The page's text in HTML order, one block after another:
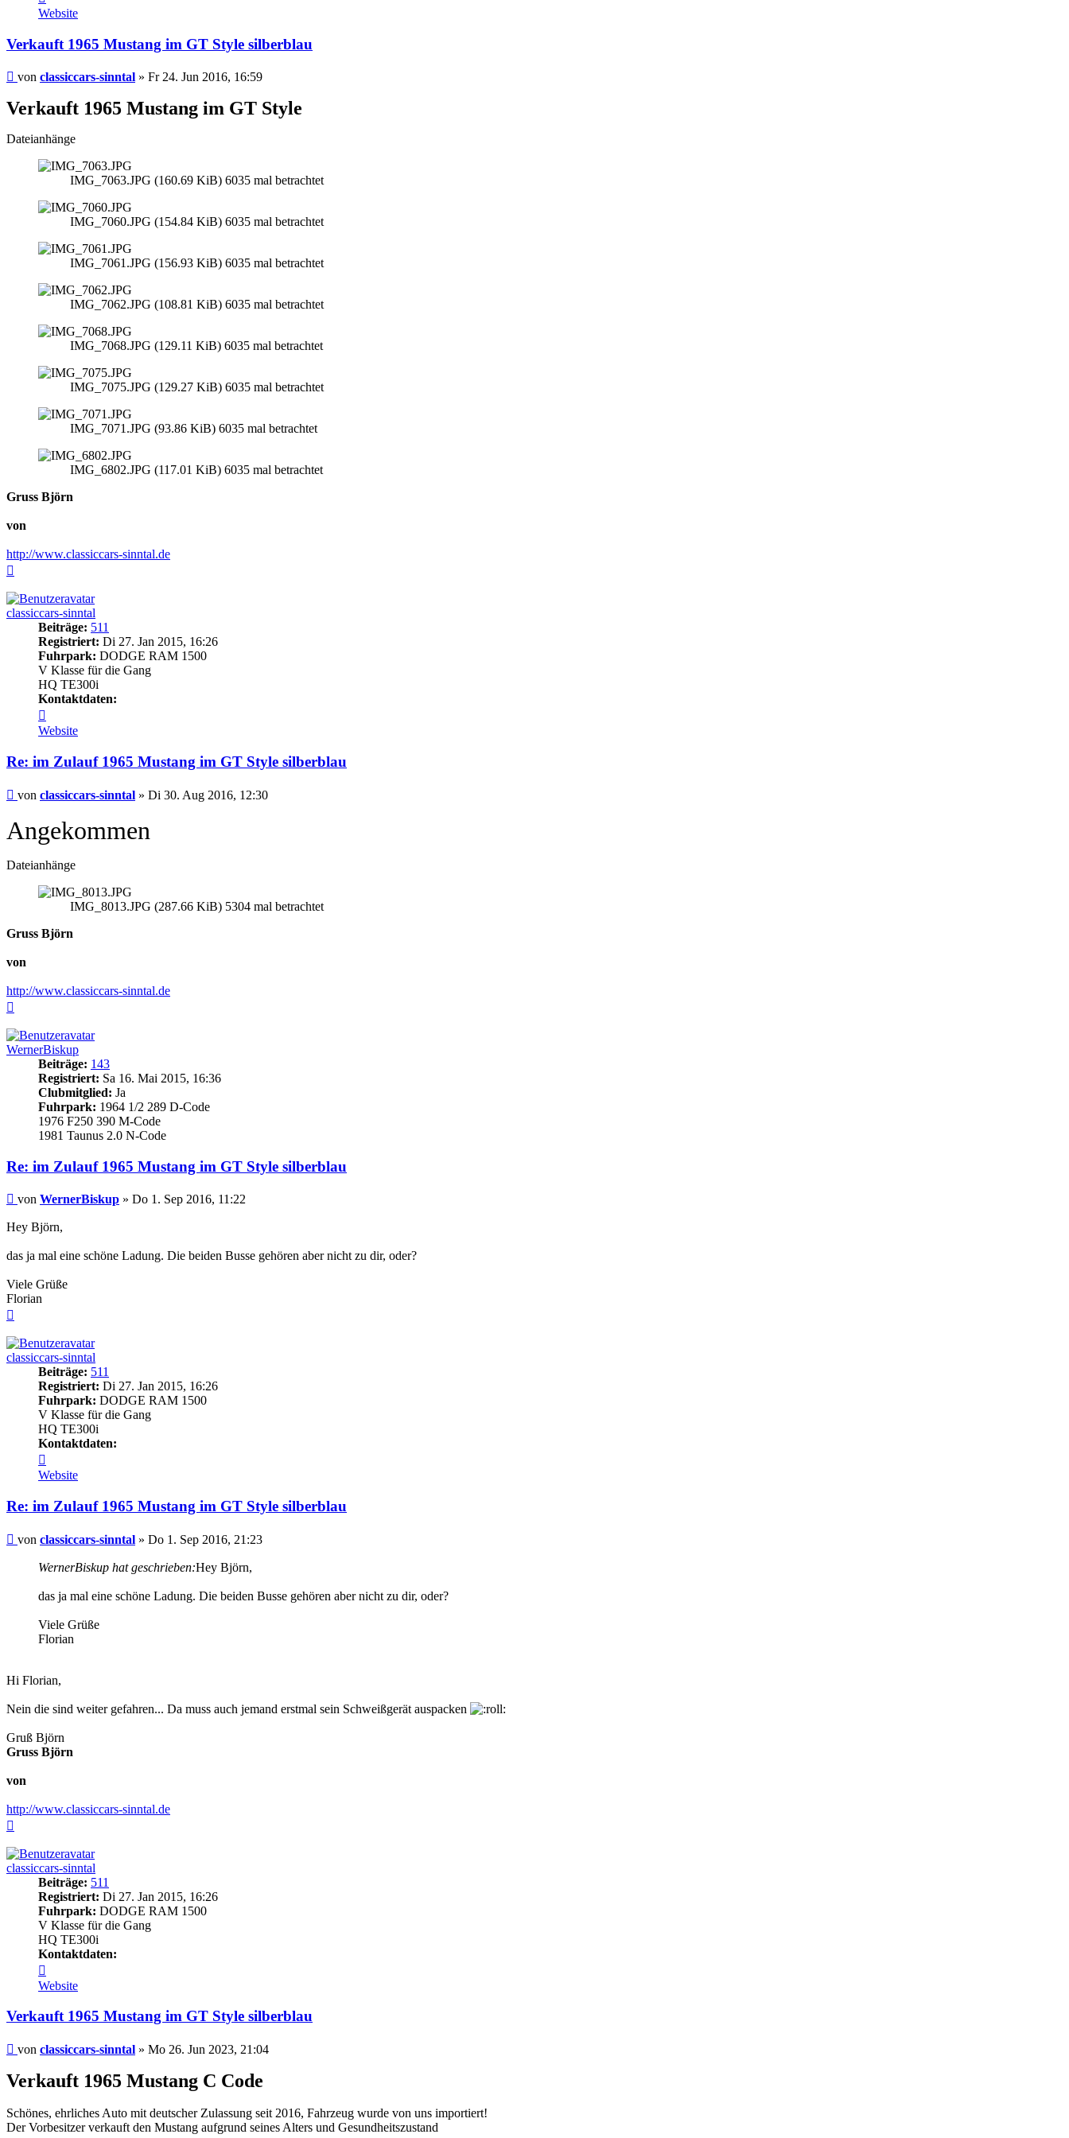
von
classiccars-
sinntal
Website
Verkauft 1965 Mustang im GT Style silberblau
Beitrag
von classiccars-sinntal » Fr 24. Jun 2016, 16:59
Verkauft 1965 Mustang im GT Style
Dateianhänge
IMG_7063.JPG (160.69 KiB) 6035 mal betrachtet
IMG_7060.JPG (154.84 KiB) 6035 mal betrachtet
IMG_7061.JPG (156.93 KiB) 6035 mal betrachtet
IMG_7062.JPG (108.81 KiB) 6035 mal betrachtet
IMG_7068.JPG (129.11 KiB) 6035 mal betrachtet
IMG_7075.JPG (129.27 KiB) 6035 mal betrachtet
IMG_7071.JPG (93.86 KiB) 6035 mal betrachtet
IMG_6802.JPG (117.01 KiB) 6035 mal betrachtet
Gruss Björn
von
http://www.classiccars-sinntal.de
classiccars-sinntal
Beiträge: 511
Registriert: Di 27. Jan 2015, 16:26
Fuhrpark: DODGE RAM 1500
V Klasse für die Gang
HQ TE300i
Kontaktdaten:
von
classiccars-
sinntal
Website
Re: im Zulauf 1965 Mustang im GT Style silberblau
Beitrag
von classiccars-sinntal » Di 30. Aug 2016, 12:30
Angekommen
Dateianhänge
IMG_8013.JPG (287.66 KiB) 5304 mal betrachtet
Gruss Björn
von
http://www.classiccars-sinntal.de
WernerBiskup
Beiträge: 143
Registriert: Sa 16. Mai 2015, 16:36
Clubmitglied: Ja
Fuhrpark: 1964 1/2 289 D-Code
1976 F250 390 M-Code
1981 Taunus 2.0 N-Code
Re: im Zulauf 1965 Mustang im GT Style silberblau
Beitrag
von WernerBiskup » Do 1. Sep 2016, 11:22
Hey Björn,
das ja mal eine schöne Ladung. Die beiden Busse gehören aber nicht zu dir, oder?
Viele Grüße
Florian
classiccars-sinntal
Beiträge: 511
Registriert: Di 27. Jan 2015, 16:26
Fuhrpark: DODGE RAM 1500
V Klasse für die Gang
HQ TE300i
Kontaktdaten:
von
classiccars-
sinntal
Website
Re: im Zulauf 1965 Mustang im GT Style silberblau
Beitrag
von classiccars-sinntal » Do 1. Sep 2016, 21:23
WernerBiskup hat geschrieben:Hey Björn,
das ja mal eine schöne Ladung. Die beiden Busse gehören aber nicht zu dir, oder?
Viele Grüße
Florian
Hi Florian,
Nein die sind weiter gefahren... Da muss auch jemand erstmal sein Schweißgerät auspacken
Gruß Björn
Gruss Björn
von
http://www.classiccars-sinntal.de
classiccars-sinntal
Beiträge: 511
Registriert: Di 27. Jan 2015, 16:26
Fuhrpark: DODGE RAM 1500
V Klasse für die Gang
HQ TE300i
Kontaktdaten:
von
classiccars-
sinntal
Website
Verkauft 1965 Mustang im GT Style silberblau
Beitrag
von classiccars-sinntal » Mo 26. Jun 2023, 21:04
Verkauft 1965 Mustang C Code
Schönes, ehrliches Auto mit deutscher Zulassung seit 2016, Fahrzeug wurde von uns importiert!
Der Vorbesitzer verkauft den Mustang aufgrund seines Alters und Gesundheitszustand